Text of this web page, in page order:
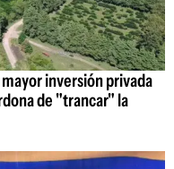
inversión privada
de "trancar" la